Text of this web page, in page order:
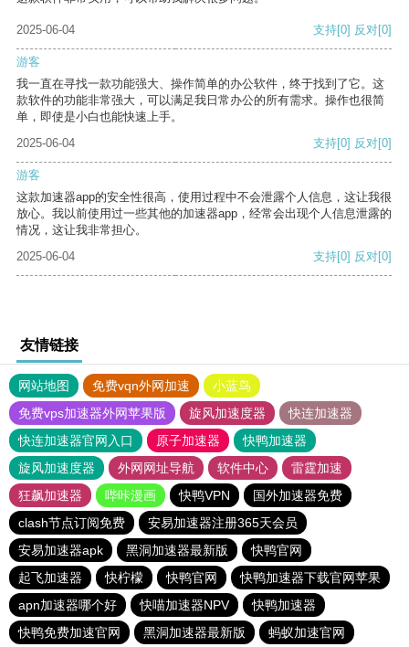
2025-06-04 支持[0] 反对[0]
游客
我一直在寻找一款功能强大、操作简单的办公软件，终于找到了它。这
款软件的功能非常强大，可以满足我日常办公的所有需求。操作也很简
单，即使是小白也能快速上手。
2025-06-04
支持[0] 反对[0]
游客
这款加速器app的安全性很高，使用过程中不会泄露个人信息，这让我很
放心。我以前使用过一些其他的加速器app，经常会出现个人信息泄露的
情况，这让我非常担心。
2025-06-04
支持[0] 反对[0]
友情链接
网站地图 免费vqn外网加速
小蓝鸟
免费vps加速器外网苹果版
旋风加速度器
快连加速器
快连加速器官网入口
原子加速器
快鸭加速器
旋风加速度器
外网网址导航 软件中心
雷霆加速
狂飙加速器
哔咔漫画 快鸭VPN
国外加速器免费
clash节点订阅免费
安易加速器注册365天会员
安易加速器apk
黑洞加速器最新版
快鸭官网
起飞加速器
快柠檬 快鸭官网
快鸭加速器下载官网苹果
apn加速器哪个好
快喵加速器NPV
快鸭加速器
快鸭免费加速官网
黑洞加速器最新版 蚂蚁加速官网